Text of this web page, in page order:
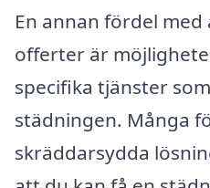
En annan fördel
offerter är
specifika tjänster
städningen. Många
skräddarsydda